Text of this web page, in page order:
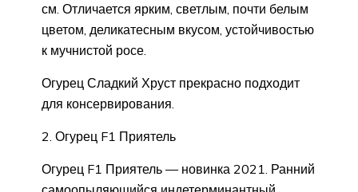
см. Отличается ярким, светлым, почти белым
цветом, деликатесным вкусом, устойчивостью
к мучнистой росе.
Огурец Сладкий Хруст прекрасно подходит
для консервирования.
2. Огурец F1 Приятель
Огурец F1 Приятель — новинка 2021. Ранний